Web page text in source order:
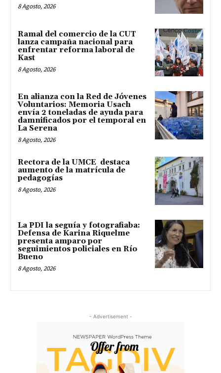
8 Agosto, 2026
Ramal del comercio de la CUT
lanza campaña nacional para
enfrentar reforma laboral de
Kast
8 Agosto, 2026
En alianza con la Red de Jóvenes
Voluntarios: Memoria Usach
envía 2 toneladas de ayuda para
damnificados por el temporal en
La Serena
8 Agosto, 2026
Rectora de la UMCE destaca
aumento de la matrícula de
pedagogías
8 Agosto, 2026
La PDI la seguía y fotografiaba:
Defensa de Karina Riquelme
presenta amparo por
seguimientos policiales en Río
Bueno
8 Agosto, 2026
- Advertisement -